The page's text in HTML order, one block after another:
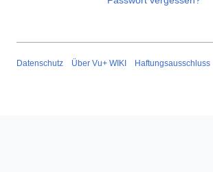
Datenschutz Über Vu+ WIKI Haftungsausschluss